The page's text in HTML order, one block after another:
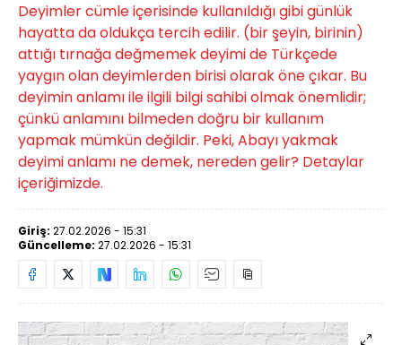
Deyimler cümle içerisinde kullanıldığı gibi günlük
hayatta da oldukça tercih edilir. (bir şeyin, birinin)
attığı tırnağa değmemek deyimi de Türkçede
yaygın olan deyimlerden birisi olarak öne çıkar. Bu
deyimin anlamı ile ilgili bilgi sahibi olmak önemlidir;
çünkü anlamını bilmeden doğru bir kullanım
yapmak mümkün değildir. Peki, Abayı yakmak
deyimi anlamı ne demek, nereden gelir? Detaylar
içeriğimizde.
Giriş: 27.02.2026 - 15:31
Güncelleme: 27.02.2026 - 15:31